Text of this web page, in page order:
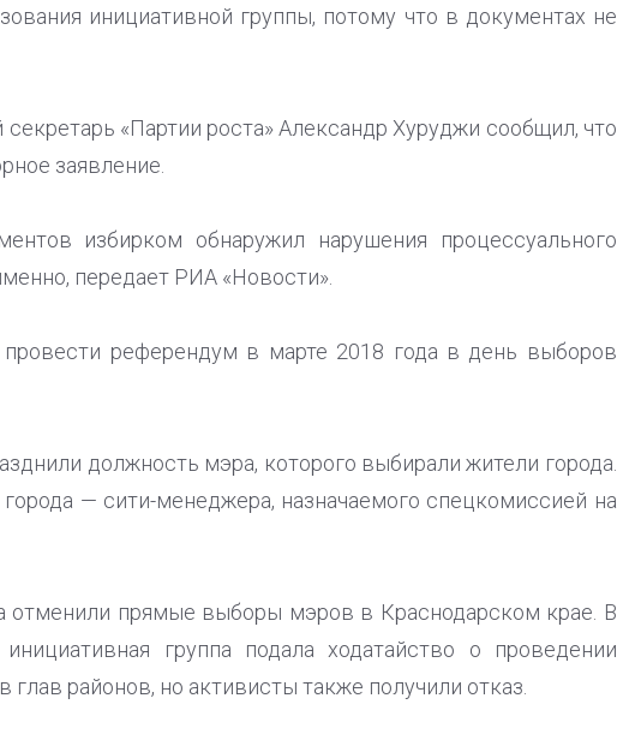
инициативной группы, потому что в документах не
«Партии роста» Александр Хуруджи сообщил, что
заявление.
избирком обнаружил нарушения процессуального
передает РИА «Новости».
провести референдум в марте 2018 года в день выборов
должность мэра, которого выбирали жители города.
— сити-менеджера, назначаемого спецкомиссией на
отменили прямые выборы мэров в Краснодарском крае. В
группа подала ходатайство о проведении
районов, но активисты также получили отказ.